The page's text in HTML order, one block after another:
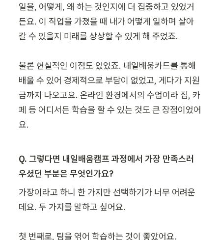
일을, 어떻게, 왜 하는 것인지에 더 집중하고 있었거
든요. 이 직업을 가졌을 때 내가 어떻게 일하며 살아
갈 수 있을지 미래를 상상할 수 있게 해 주었죠.
물론 현실적인 이점도 있었죠. 내일배움카드를 통해
배울 수 있어 경제적으로 부담이 없었고, 게다가 지원
금까지 나오고요. 온라인 환경에서의 수업이라 집, 카
페 등 어디서든 학습을 할 수 있는 것도 큰 장점이었어
요.
Q. 그렇다면 내일배움캠프 과정에서 가장 만족스러
우셨던 부분은 무엇인가요?
가장이라고 하니 한 가지만 선택하기가 너무 어려운
데요. 두 가지를 말하고 싶어요.
첫 번째로, 팀을 엮어 학습하는 것이 좋았어요.